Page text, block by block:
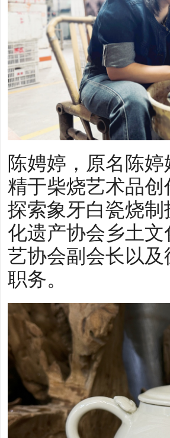
陈娉婷，原名陈
精于柴烧艺术品
探索象牙白瓷烧
化遗产协会乡土
艺协会副会长以
职务。